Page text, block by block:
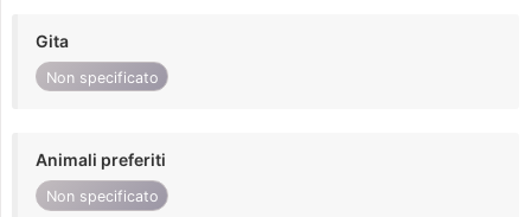
Gita
Non specificato
Animali preferiti
Non specificato